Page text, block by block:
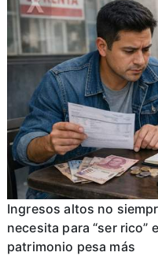
Ingresos altos no
necesita para “ser rico”
patrimonio pesa más